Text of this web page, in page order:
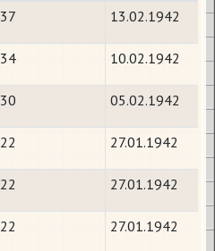
37 13.02.1942
34 10.02.1942
30 05.02.1942
22 27.01.1942
22 27.01.1942
22 27.01.1942